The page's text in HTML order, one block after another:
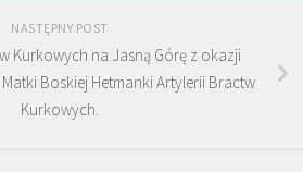
NASTĘPNY POST
Kurkowych na Jasną Górę z okazji
Boskiej Hetmanki Artylerii Bractw
Kurkowych.